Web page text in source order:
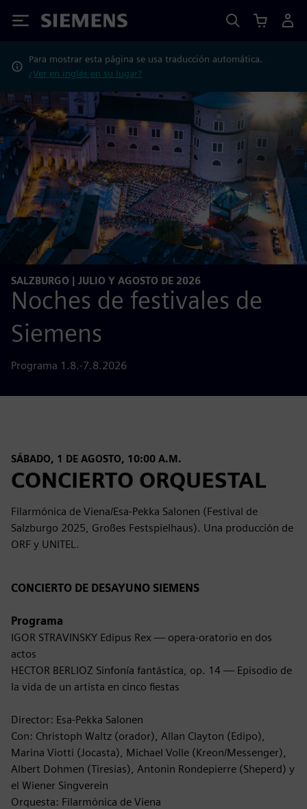
Siemens
Para mostrar esta página se usa traducción automática.
¿Ver en inglés en su lugar?
SALZBURGO | JULIO Y AGOSTO DE 2026
Noches de festivales de
Siemens
Programa 1.8.-7.8.2026
SÁBADO, 1 DE AGOSTO, 10:00 A.M.
CONCIERTO ORQUESTAL
Filarmónica de Viena/Esa-Pekka Salonen (Festival de
Salzburgo 2025, Großes Festspielhaus). Una producción de
ORF y UNITEL.
CONCIERTO DE DESAYUNO SIEMENS
Programa
IGOR STRAVINSKY Edipus Rex — opera-oratorio en dos
actos
HECTOR BERLIOZ Sinfonía fantástica, op. 14 — Episodio de
la vida de un artista en cinco fiestas
Director: Esa-Pekka Salonen
Con: Christoph Waltz (orador), Allan Clayton (Edipo),
Marina Viotti (Jocasta), Michael Volle (Kreon/Messenger),
Albert Dohmen (Tiresias), Antonin Rondepierre (Sheperd) y
el Wiener Singverein
Orquesta: Filarmónica de Viena